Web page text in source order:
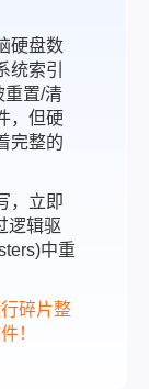
硬盘数
统索引
重置/清
，但硬
完整的
，立即
逻辑驱
中重
碎片整
！